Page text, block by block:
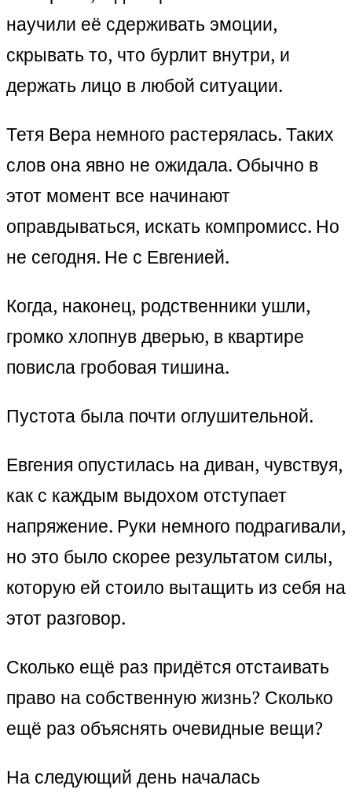
научили её сдерживать эмоции,
скрывать то, что бурлит внутри, и
держать лицо в любой ситуации.
Тетя Вера немного растерялась. Таких
слов она явно не ожидала. Обычно в
этот момент все начинают
оправдываться, искать компромисс. Но
не сегодня. Не с Евгенией.
Когда, наконец, родственники ушли,
громко хлопнув дверью, в квартире
повисла гробовая тишина.
Пустота была почти оглушительной.
Евгения опустилась на диван, чувствуя,
как с каждым выдохом отступает
напряжение. Руки немного подрагивали,
но это было скорее результатом силы,
которую ей стоило вытащить из себя на
этот разговор.
Сколько ещё раз придётся отстаивать
право на собственную жизнь? Сколько
ещё раз объяснять очевидные вещи?
На следующий день началась